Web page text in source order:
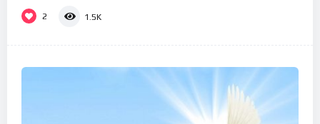
2 1.5K